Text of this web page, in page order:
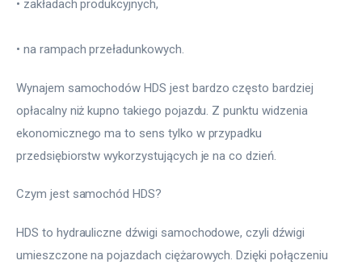
• zakładach produkcyjnych,
• na rampach przeładunkowych.
Wynajem samochodów HDS jest bardzo często bardziej
opłacalny niż kupno takiego pojazdu. Z punktu widzenia
ekonomicznego ma to sens tylko w przypadku
przedsiębiorstw wykorzystujących je na co dzień.
Czym jest samochód HDS?
HDS to hydrauliczne dźwigi samochodowe, czyli dźwigi
umieszczone na pojazdach ciężarowych. Dzięki połączeniu